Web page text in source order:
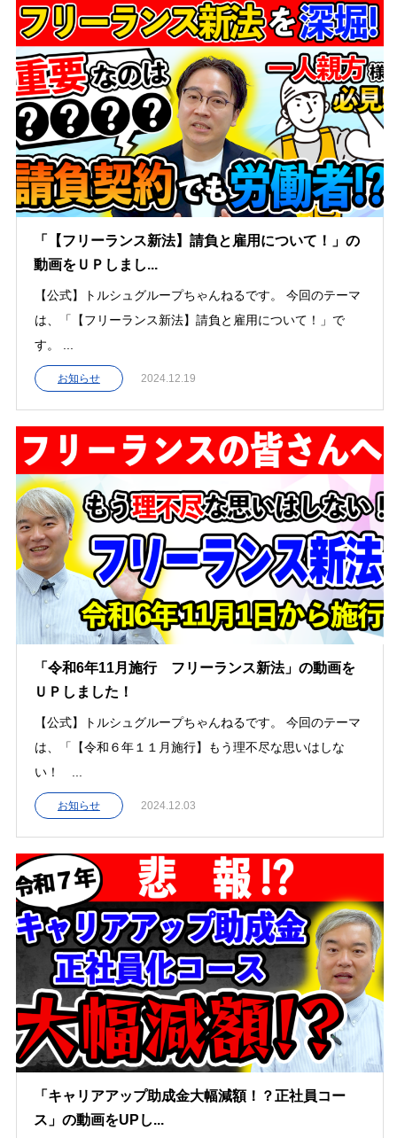
「【フリーランス新法】請負と雇用について！」の
動画をＵＰしまし...
【公式】トルシュグループちゃんねるです。 今回のテーマ
は、「【フリーランス新法】請負と雇用について！」で
す。 ...
お知らせ 2024.12.19
「令和6年11月施行 フリーランス新法」の動画を
ＵＰしました！
【公式】トルシュグループちゃんねるです。 今回のテーマ
は、「【令和６年１１月施行】もう理不尽な思いはしな
い！ ...
お知らせ 2024.12.03
「キャリアアップ助成金大幅減額！？正社員コー
ス」の動画をUPし...